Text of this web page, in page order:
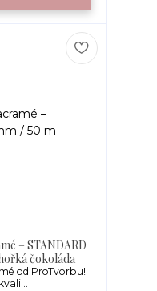
– STANDARD
čokoláda
od ProTvorbu!